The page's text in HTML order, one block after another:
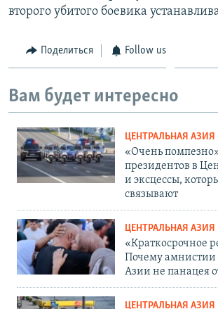
второго убитого боевика
Поделиться Follow us
Вам будет интересно
ЦЕНТРАЛЬНАЯ АЗИЯ
«Очень
президентов в
и эксцессы,
связывают
ЦЕНТРАЛЬНАЯ АЗИЯ
«Краткосрочное
Почему амнистии
Азии не панацея
ЦЕНТРАЛЬНАЯ АЗИЯ